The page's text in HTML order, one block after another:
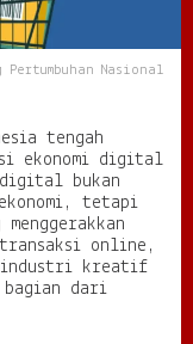
Nasional
tengah
ekonomi digital
bukan
tetapi
online,
industri kreatif
bagian dari